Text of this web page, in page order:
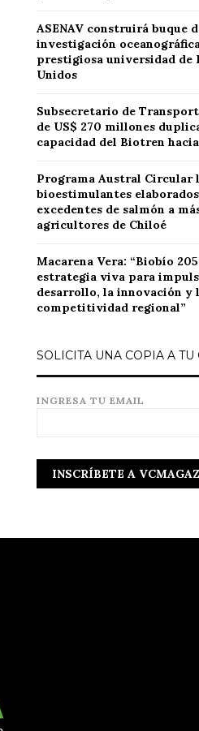
ASENAV construirá buque
investigación
prestigiosa universidad de
Unidos
Subsecretario de
de US$ 270 millones
capacidad del Biotren
Programa Austral Circular
bioestimulantes
excedentes de salmón a
agricultores de Chiloé
Macarena Vera: “Biobío
estrategia viva para
desarrollo, la innovación y
competitividad regional”
SOLICITA UNA COPIA A TU
INGRESA TU EMAIL